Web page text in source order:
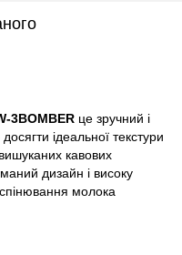
3BOMBER це зручний і
ідеальної текстури
кавових
дизайн і високу
молока